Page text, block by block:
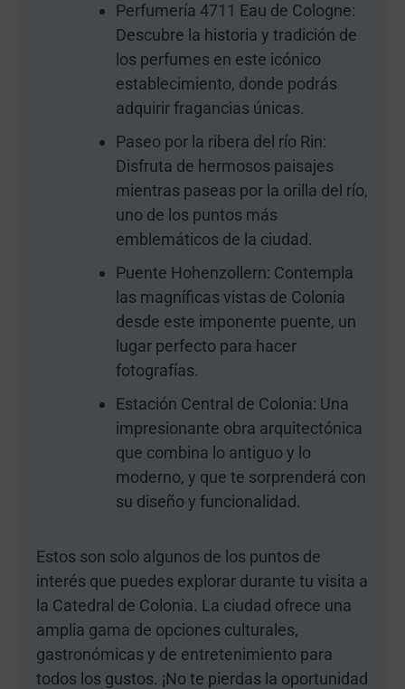
Perfumería 4711 Eau de Cologne:
Descubre la historia y tradición de
los perfumes en este icónico
establecimiento, donde podrás
adquirir fragancias únicas.
Paseo por la ribera del río Rin:
Disfruta de hermosos paisajes
mientras paseas por la orilla del río,
uno de los puntos más
emblemáticos de la ciudad.
Puente Hohenzollern: Contempla
las magníficas vistas de Colonia
desde este imponente puente, un
lugar perfecto para hacer
fotografías.
Estación Central de Colonia: Una
impresionante obra arquitectónica
que combina lo antiguo y lo
moderno, y que te sorprenderá con
su diseño y funcionalidad.
Estos son solo algunos de los puntos de
interés que puedes explorar durante tu visita a
la Catedral de Colonia. La ciudad ofrece una
amplia gama de opciones culturales,
gastronómicas y de entretenimiento para
todos los gustos. ¡No te pierdas la oportunidad